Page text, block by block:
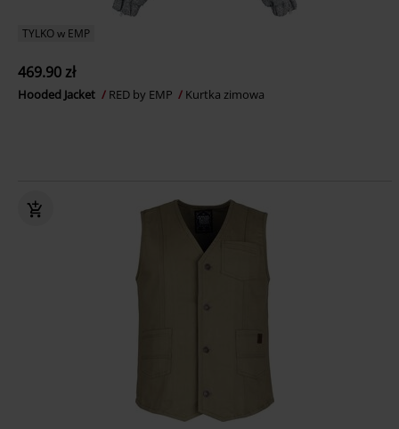
TYLKO w EMP
469.90 zł
Hooded Jacket RED by EMP Kurtka zimowa